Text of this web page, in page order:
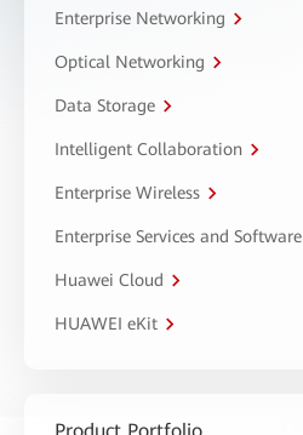
Enterprise Networking
Optical Networking
Data Storage
Intelligent Collaboration
Enterprise Wireless
Enterprise Services and Software
Huawei Cloud
HUAWEI eKit